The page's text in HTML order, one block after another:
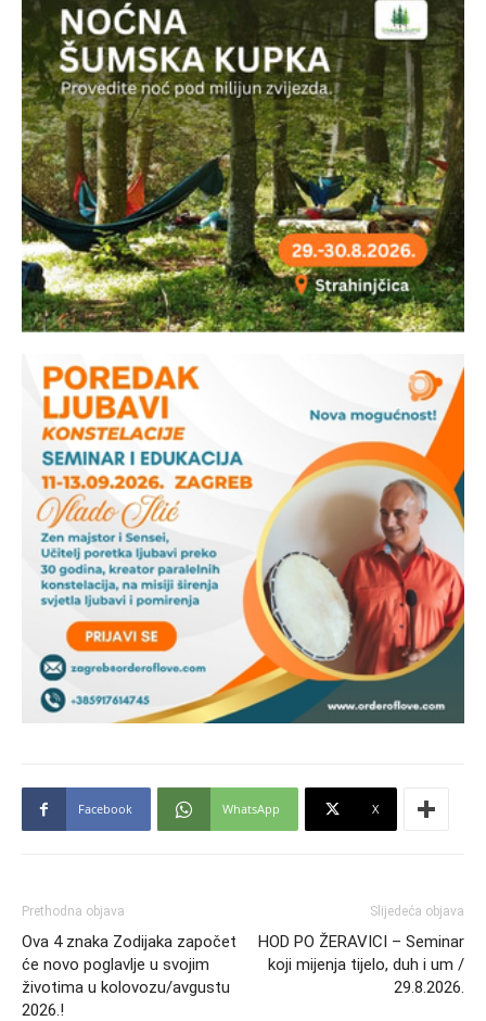
Facebook WhatsApp X
Prethodna objava
Ova 4 znaka Zodijaka započet
će novo poglavlje u svojim
životima u kolovozu/avgustu
2026.!
Slijedeća objava
HOD PO ŽERAVICI – Seminar
koji mijenja tijelo, duh i um /
29.8.2026.